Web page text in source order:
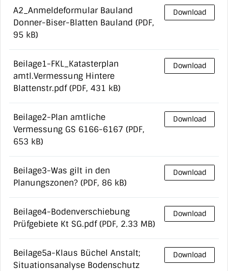
A2_Anmeldeformular Bauland
Donner-Biser-Blatten Bauland (PDF,
95 kB)
Download
Beilage1-FKL_Katasterplan
amtl.Vermessung Hintere
Blattenstr.pdf (PDF, 431 kB)
Download
Beilage2-Plan amtliche
Vermessung GS 6166-6167 (PDF,
653 kB)
Download
Beilage3-Was gilt in den
Planungszonen? (PDF, 86 kB)
Download
Beilage4-Bodenverschiebung
Prüfgebiete Kt SG.pdf (PDF, 2.33 MB)
Download
Beilage5a-Klaus Büchel Anstalt;
Situationsanalyse Bodenschutz
Download